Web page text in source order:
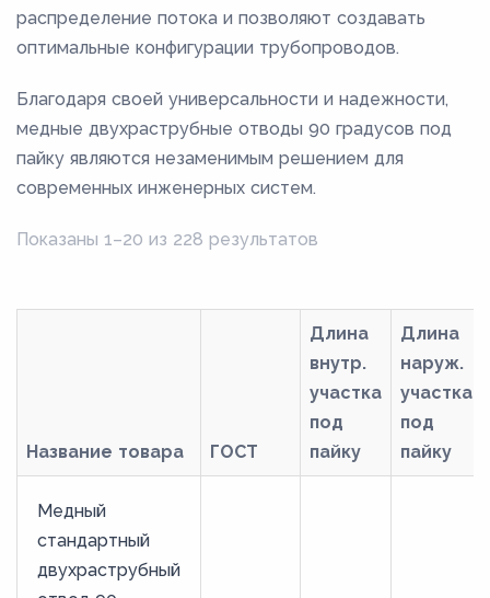
распределение потока и позволяют создавать
оптимальные конфигурации трубопроводов.
Благодаря своей универсальности и надежности,
медные двухраструбные отводы 90 градусов под
пайку являются незаменимым решением для
современных инженерных систем.
Показаны 1–20 из 228 результатов
Название товара ГОСТ
Длина
внутр.
участка
под
пайку
Длина
наруж.
участка
под
пайку
Медный
стандартный
двухраструбный